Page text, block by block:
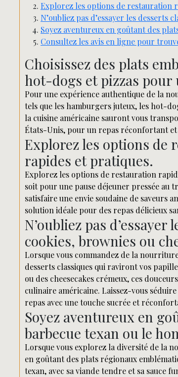
Explorez les options de restauration
N’oubliez pas d’essayer les desserts
Soyez aventureux en goûtant des
Consultez les avis en ligne pour
Choisissez des plats
hot-dogs et pizzas
Pour une expérience authentique de la
tels que les hamburgers juteux, les hot-
la cuisine américaine sauront vous
États-Unis, pour un repas réconfortant et
Explorez les options de
rapides et pratiques.
Explorez les options de restauration
soit pour une pause déjeuner pressée au
satisfaire une envie soudaine de saveurs
solution idéale pour des repas délicieux
N’oubliez pas
cookies, brownies ou
Lorsque vous commandez de la
desserts classiques qui raviront vos
ou des cheesecakes crémeux, ces
culinaire américaine. Laissez-vous
repas avec une touche sucrée et
Soyez aventureux en
barbecue texan ou le
Lorsque vous explorez la diversité de la
en goûtant des plats régionaux
texan, avec sa viande tendre et sa sauce